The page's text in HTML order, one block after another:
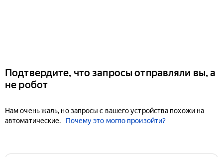
Подтвердите, что запросы отправляли вы, а
не робот
Нам очень жаль, но запросы с вашего устройства похожи на
автоматические.
Почему это могло произойти?